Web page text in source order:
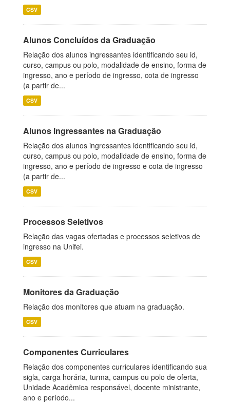
CSV
Alunos Concluídos da Graduação
Relação dos alunos ingressantes identificando seu id,
curso, campus ou polo, modalidade de ensino, forma de
ingresso, ano e período de ingresso, cota de ingresso
(a partir de...
CSV
Alunos Ingressantes na Graduação
Relação dos alunos ingressantes identificando seu id,
curso, campus ou polo, modalidade de ensino, forma de
ingresso, ano e período de ingresso e cota de ingresso
(a partir de...
CSV
Processos Seletivos
Relação das vagas ofertadas e processos seletivos de
ingresso na Unifei.
CSV
Monitores da Graduação
Relação dos monitores que atuam na graduação.
CSV
Componentes Curriculares
Relação dos componentes curriculares identificando sua
sigla, carga horária, turma, campus ou polo de oferta,
Unidade Acadêmica responsável, docente ministrante,
ano e período...